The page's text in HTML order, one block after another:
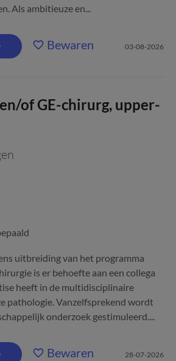
Als ambitieuze en...
Bewaren 03-08-2026
of GE-chirurg, upper-
uitbreiding van het programma
is er behoefte aan een collega
heeft in de multidisciplinaire
pathologie. Vanzelfsprekend wordt
onderzoek gestimuleerd....
Bewaren 28-07-2026